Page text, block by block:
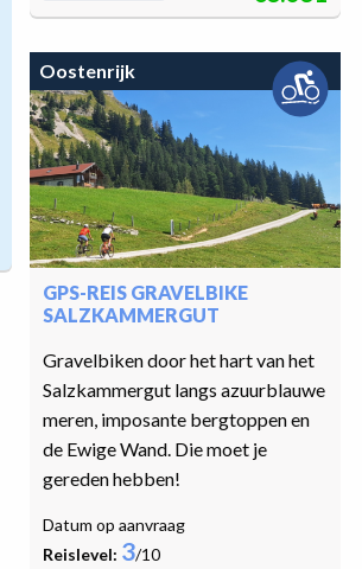
Oostenrijk
GPS-REIS GRAVELBIKE
SALZKAMMERGUT
Gravelbiken door het hart van het
Salzkammergut langs azuurblauwe
meren, imposante bergtoppen en
de Ewige Wand. Die moet je
gereden hebben!
Datum op aanvraag
Reislevel: 3/10